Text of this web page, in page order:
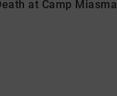
at Camp Miasma